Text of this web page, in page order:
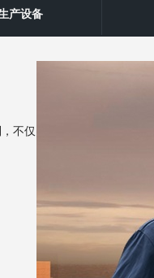
产设备
不仅突显企业品牌实力，而且